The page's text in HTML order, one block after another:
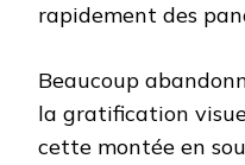
rapidement des
Beaucoup
la gratification
cette montée en